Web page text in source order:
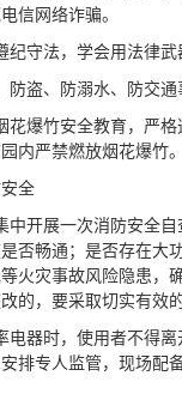
信网络诈骗。
纪守法，学会用法律武
防盗、防溺水、防交
花爆竹安全教育，严
内严禁燃放烟花爆竹。
全
中开展一次消防安全
否畅通；是否存在大
火灾事故风险隐患，
的，要采取切实有效
电器时，使用者不得
排专人监管，现场配